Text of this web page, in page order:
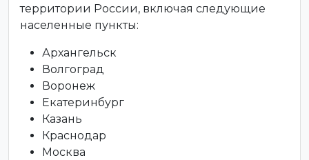
территории России, включая следующие
населенные пункты:
Архангельск
Волгоград
Воронеж
Екатеринбург
Казань
Краснодар
Москва